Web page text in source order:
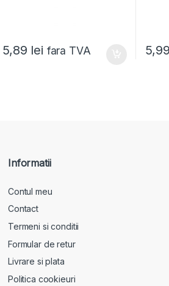
5,89 lei fara TVA 5,99
Informatii
Contul meu
Contact
Termeni si conditii
Formular de retur
Livrare si plata
Politica cookieuri